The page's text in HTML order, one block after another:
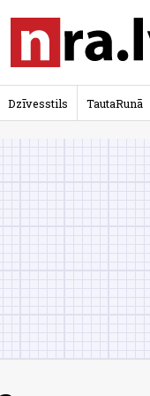
Dzīvesstils TautaRunā